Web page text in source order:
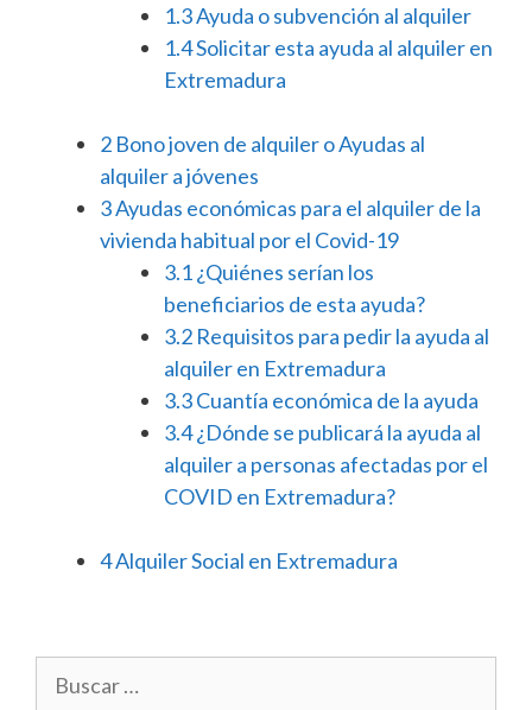
1.3Ayuda o subvención al alquiler
1.4Solicitar esta ayuda al alquiler en
Extremadura
2 Bono joven de alquiler o Ayudas al
alquiler a jóvenes
3Ayudas económicas para el alquiler de la
vivienda habitual por el Covid-19
3.1¿Quiénes serían los
beneficiarios de esta ayuda?
3.2 Requisitos para pedir la ayuda al
alquiler en Extremadura
3.3Cuantía económica de la ayuda
3.4¿Dónde se publicará la ayuda al
alquiler a personas afectadas por el
COVID en Extremadura?
4Alquiler Social en Extremadura